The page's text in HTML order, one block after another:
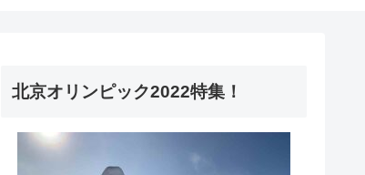
北京オリンピック2022特集！